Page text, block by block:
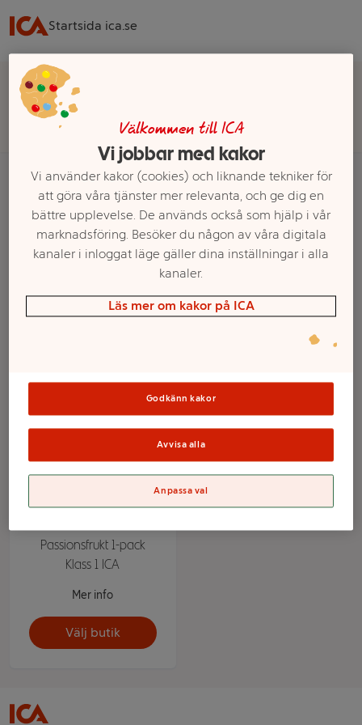
Startsida ica.se
Välj butik för rätt sortiment, pris och leveransalternativ
Startsida Frukt & Grönt Frukt Exotisk frukt Passionsfrukt
Ett exempel på onlinesortiment visas.
Passionsfrukt
Passionsfrukt 1-pack
Klass 1 ICA
Mer info
Välj butik
Välkommen till ICA
Vi jobbar med kakor
Vi använder kakor (cookies) och liknande tekniker för
att göra våra tjänster mer relevanta, och ge dig en
bättre upplevelse. De används också som hjälp i vår
marknadsföring. Besöker du någon av våra digitala
kanaler i inloggat läge gäller dina inställningar i alla
kanaler.
Läs mer om kakor på ICA
Godkänn kakor
Avvisa alla
Anpassa val